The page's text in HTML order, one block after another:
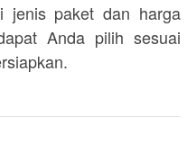
jenis paket dan harga
Anda pilih sesuai